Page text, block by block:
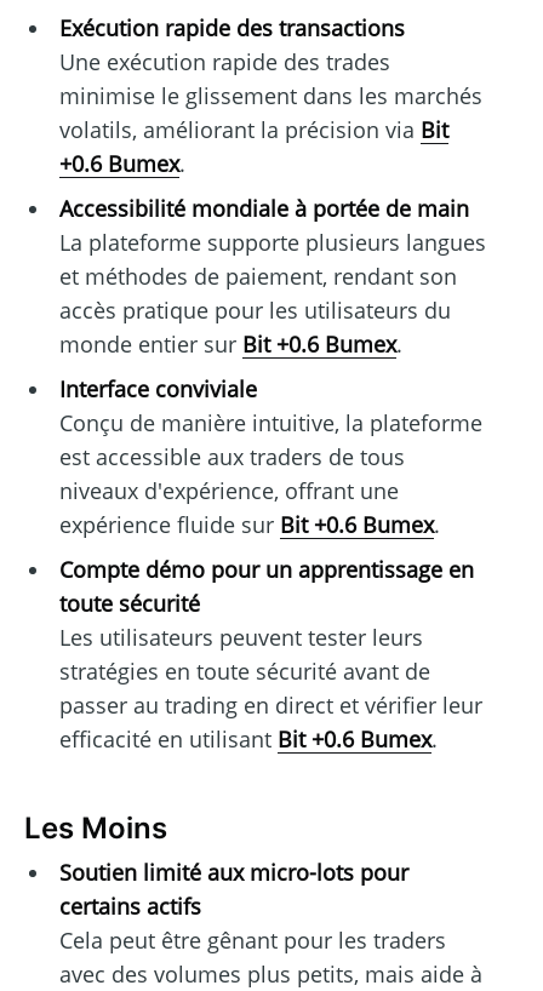
Exécution rapide des transactions
Une exécution rapide des trades
minimise le glissement dans les marchés
volatils, améliorant la précision via Bit
+0.6 Bumex.
Accessibilité mondiale à portée de main
La plateforme supporte plusieurs langues
et méthodes de paiement, rendant son
accès pratique pour les utilisateurs du
monde entier sur Bit +0.6 Bumex.
Interface conviviale
Conçu de manière intuitive, la plateforme
est accessible aux traders de tous
niveaux d'expérience, offrant une
expérience fluide sur Bit +0.6 Bumex.
Compte démo pour un apprentissage en
toute sécurité
Les utilisateurs peuvent tester leurs
stratégies en toute sécurité avant de
passer au trading en direct et vérifier leur
efficacité en utilisant Bit +0.6 Bumex.
Les Moins
Soutien limité aux micro-lots pour
certains actifs
Cela peut être gênant pour les traders
avec des volumes plus petits, mais aide à